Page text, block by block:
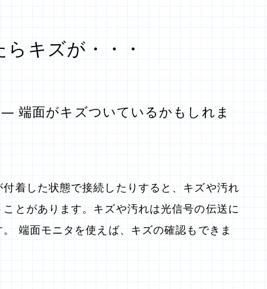
キズが・・・
端面がキズついているかもしれま
着した状態で接続したりすると、キズや汚れ
とがあります。キズや汚れは光信号の伝送に
端面モニタを使えば、キズの確認もできま